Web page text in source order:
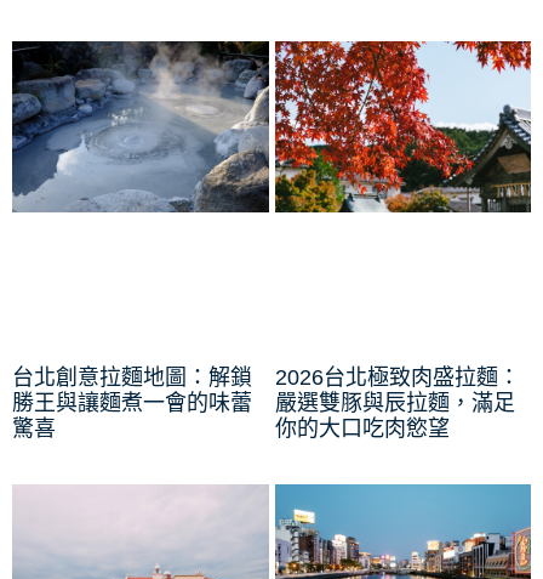
台北創意拉麵地圖：解鎖
勝王與讓麵煮一會的味蕾
驚喜
2026台北極致肉盛拉麵：
嚴選雙豚與辰拉麵，滿足
你的大口吃肉慾望